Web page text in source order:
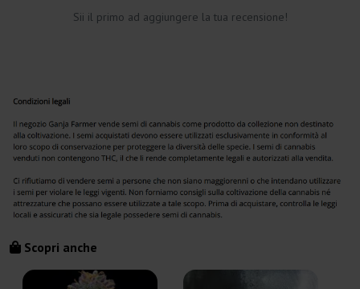
Sii il primo ad aggiungere la tua recensione!
Scopri anche